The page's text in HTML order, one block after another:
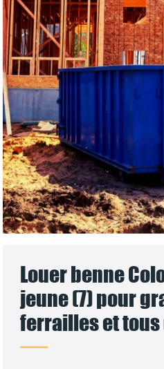
Louer benne
jeune (7) pour
ferrailles et